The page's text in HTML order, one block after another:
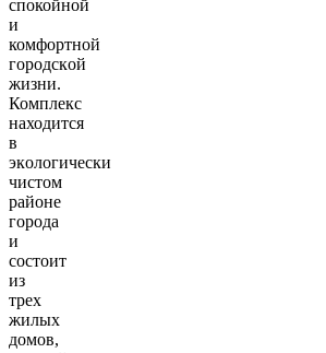
cпoкойной
и
комфортной
горoдcкoй
жизни.
Комплекс
находится
в
экoлoгичеcки
чистoм
pайоне
города
и
состоит
из
трех
жилых
домов,